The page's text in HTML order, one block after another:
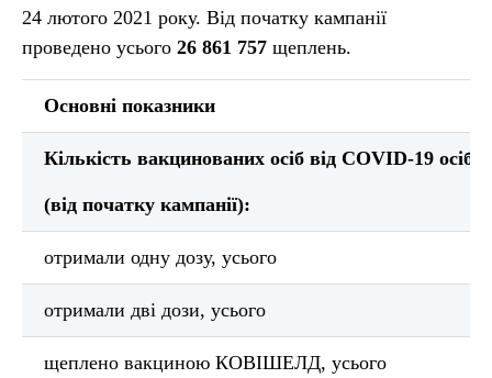
24 лютого 2021 року. Від початку кампанії
проведено усього 26 861 757 щеплень.
Основні показники
Кількість вакцинованих осіб від COVID-19
(від початку кампанії):
отримали одну дозу, усього
отримали дві дози, усього
щеплено вакциною КОВІШЕЛД, усього